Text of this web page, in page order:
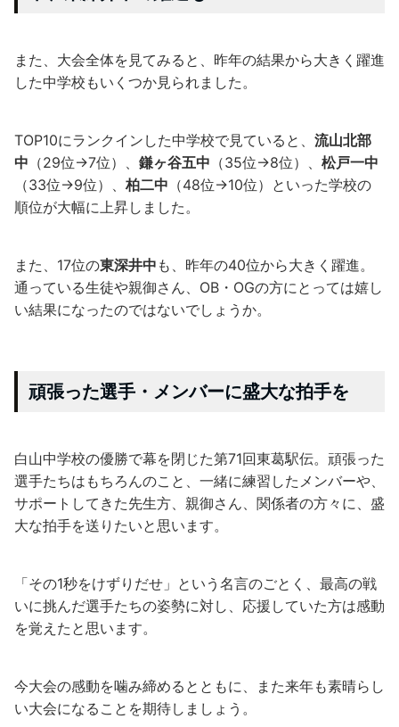
また、大会全体を見てみると、昨年の結果から大きく躍進
した中学校もいくつか見られました。
TOP10にランクインした中学校で見ていると、 流山北部
中 （29位→7位）、 鎌ヶ谷五中 （35位→8位）、 松戸一中
（33位→9位）、 柏二中 （48位→10位）といった学校の
順位が大幅に上昇しました。
また、17位の東深井中 も、昨年の40位から大きく躍進。
通っている生徒や親御さん、OB・OGの方にとっては嬉し
い結果になったのではないでしょうか。
頑張った選手・メンバーに盛大な拍手を
白山中学校の優勝で幕を閉じた第71回東葛駅伝。頑張った
選手たちはもちろんのこと、一緒に練習したメンバーや、
サポートしてきた先生方、親御さん、関係者の方々に、盛
大な拍手を送りたいと思います。
「その1秒をけずりだせ」という名言のごとく、最高の戦
いに挑んだ選手たちの姿勢に対し、応援していた方は感動
を覚えたと思います。
今大会の感動を噛み締めるとともに、また来年も素晴らし
い大会になることを期待しましょう。